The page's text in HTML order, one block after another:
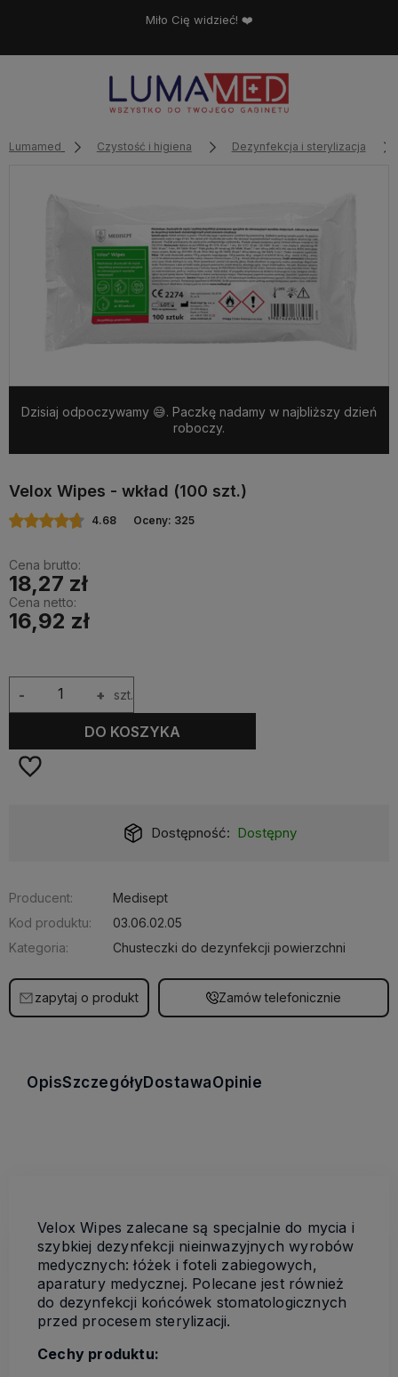
Miło Cię widzieć! ❤️
Lumamed Czystość i higiena Dezynfekcja i sterylizacja
Dzisiaj odpoczywamy 😅. Paczkę nadamy w najbliższy dzień
roboczy.
Velox Wipes - wkład (100 szt.)
4.68 Oceny: 325
Cena brutto:
18,27 zł
Cena netto:
16,92 zł
+
- szt.
DO KOSZYKA
Dostępność: Dostępny
Producent:
Medisept
Kod produktu:
03.06.02.05
Kategoria:
Chusteczki do dezynfekcji powierzchni
zapytaj o produkt Zamów telefonicznie
OpisSzczegółyDostawaOpinie
Velox Wipes zalecane są specjalnie do mycia i
szybkiej dezynfekcji nieinwazyjnych wyrobów
medycznych: łóżek i foteli zabiegowych,
aparatury medycznej. Polecane jest również
do dezynfekcji końcówek stomatologicznych
przed procesem sterylizacji.
Cechy produktu: